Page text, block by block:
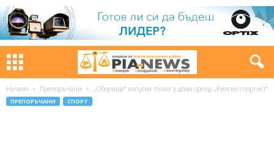
Начало Препоръчани „Оборище“ изпусна точки у дома срещу „Рилски спортист“
ПРЕПОРЪЧАНИ СПОРТ